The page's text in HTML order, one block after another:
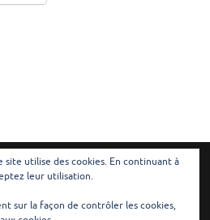
| Mentions légales | Plan du site
utilise des cookies. En continuant à
leur utilisation.
sur la façon de contrôler les cookies,